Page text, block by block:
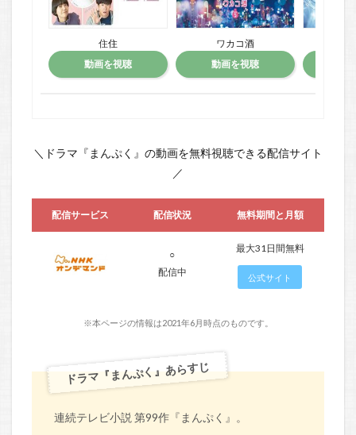
住住
動画を視聴
ワカコ酒
動画を視聴
＼ドラマ『まんぷく』の動画を無料視聴できる配信サイト
／
配信サービス 配信状況 無料期間と月額
○
配信中
最大31日間無料
公式サイト
※本ページの情報は2021年6月時点のものです。
ドラマ『まんぷく』あらすじ
連続テレビ小説 第99作『まんぷく』。